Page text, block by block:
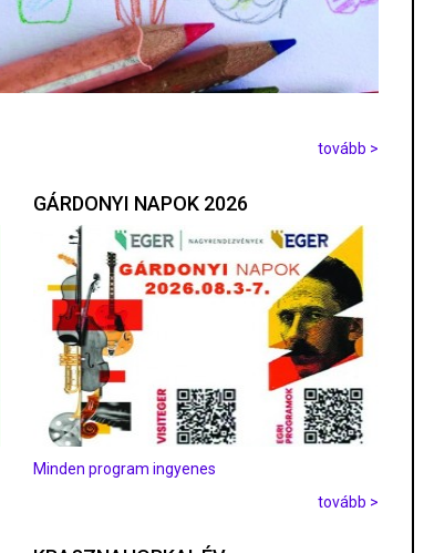
tovább >
GÁRDONYI NAPOK 2026
Minden program ingyenes
tovább >